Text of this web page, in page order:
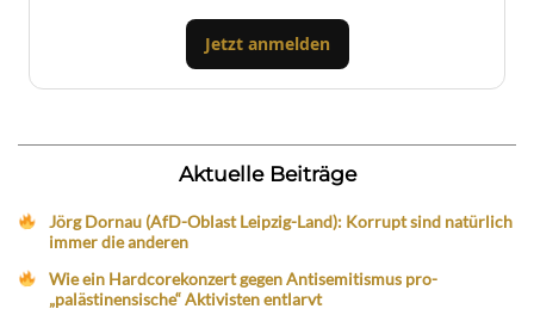
Jetzt anmelden
Aktuelle Beiträge
Jörg Dornau (AfD-Oblast Leipzig-Land): Korrupt sind natürlich
immer die anderen
Wie ein Hardcorekonzert gegen Antisemitismus pro-
„palästinensische“ Aktivisten entlarvt